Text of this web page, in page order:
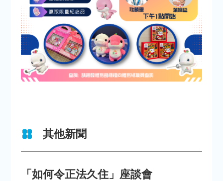
其他新聞
「如何令正法久住」座談會